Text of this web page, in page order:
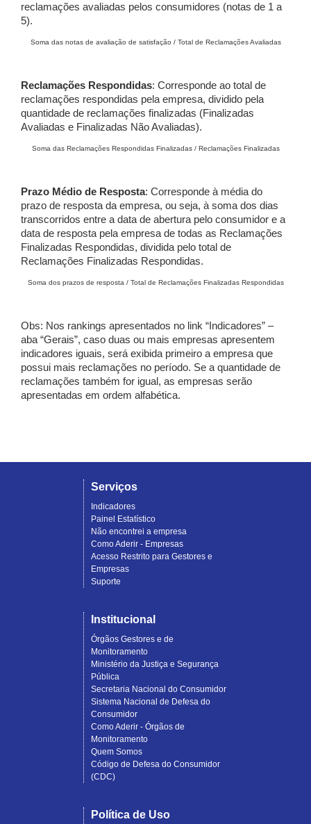
reclamações avaliadas pelos consumidores (notas de 1 a
5).
Soma das notas de avaliação de satisfação / Total de Reclamações Avaliadas
Reclamações Respondidas: Corresponde ao total de
reclamações respondidas pela empresa, dividido pela
quantidade de reclamações finalizadas (Finalizadas
Avaliadas e Finalizadas Não Avaliadas).
Soma das Reclamações Respondidas Finalizadas / Reclamações Finalizadas
Prazo Médio de Resposta: Corresponde à média do
prazo de resposta da empresa, ou seja, à soma dos dias
transcorridos entre a data de abertura pelo consumidor e a
data de resposta pela empresa de todas as Reclamações
Finalizadas Respondidas, dividida pelo total de
Reclamações Finalizadas Respondidas.
Soma dos prazos de resposta / Total de Reclamações Finalizadas Respondidas
Obs: Nos rankings apresentados no link “Indicadores” –
aba “Gerais”, caso duas ou mais empresas apresentem
indicadores iguais, será exibida primeiro a empresa que
possui mais reclamações no período. Se a quantidade de
reclamações também for igual, as empresas serão
apresentadas em ordem alfabética.
Serviços
Indicadores
Painel Estatístico
Não encontrei a empresa
Como Aderir - Empresas
Acesso Restrito para Gestores e
Empresas
Suporte
Institucional
Órgãos Gestores e de
Monitoramento
Ministério da Justiça e Segurança
Pública
Secretaria Nacional do Consumidor
Sistema Nacional de Defesa do
Consumidor
Como Aderir - Órgãos de
Monitoramento
Quem Somos
Código de Defesa do Consumidor
(CDC)
Política de Uso